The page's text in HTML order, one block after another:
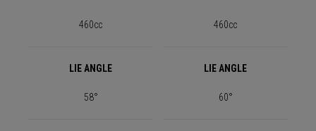
460cc 460cc
LIE ANGLE LIE ANGLE
58° 60°